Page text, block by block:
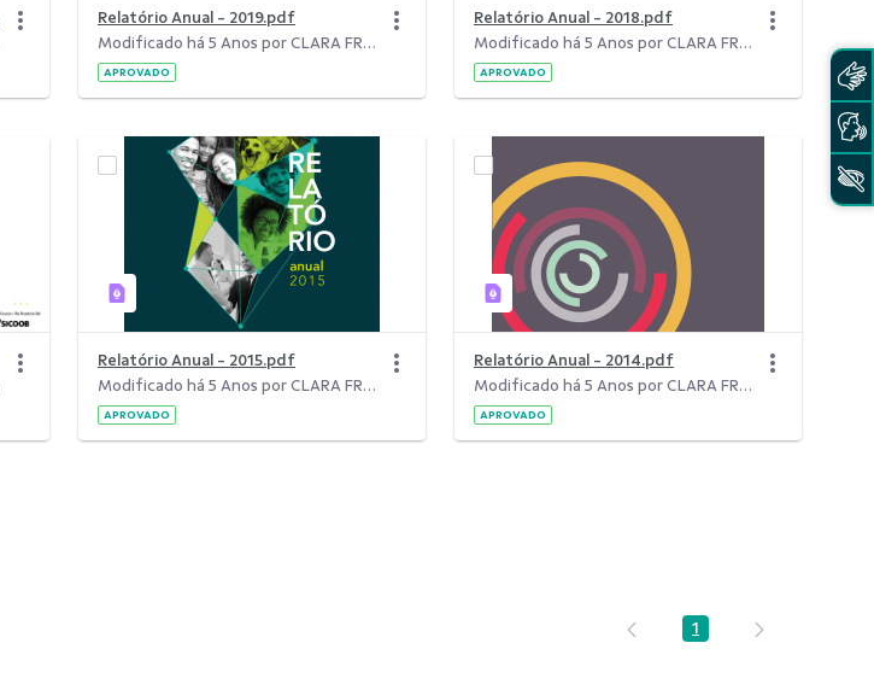
Relatório Anual - 2019.pdf
Modificado há 5 Anos por CLARA FREITAS DA SILVA.
APROVADO
Relatório Anual - 2018.pdf
Modificado há 5 Anos por CLARA FREITAS DA SILVA.
APROVADO
Relatório Anual - 2015.pdf
Modificado há 5 Anos por CLARA FREITAS DA SILVA.
APROVADO
Relatório Anual - 2014.pdf
Modificado há 5 Anos por CLARA FREITAS DA SILVA.
APROVADO
Página
1